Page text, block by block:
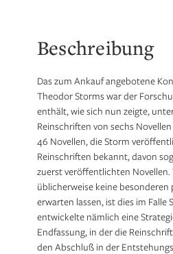
Beschreibung
Das zum Ankauf angebotene
Theodor Storms war der
enthält, wie sich nun zeigte,
Reinschriften von sechs
46 Novellen, die Storm
Reinschriften bekannt, davon
zuerst veröffentlichten
üblicherweise keine
erwarten lassen, ist dies im Falle
entwickelte nämlich eine
Endfassung, in der die
den Abschluß in der